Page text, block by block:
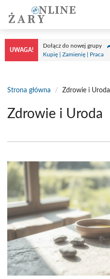
treści
UWAGA!
Dołącz do nowej grupy
Kupię | Zamienię | Praca
Strona główna / Zdrowie i Uroda
Zdrowie i Uroda